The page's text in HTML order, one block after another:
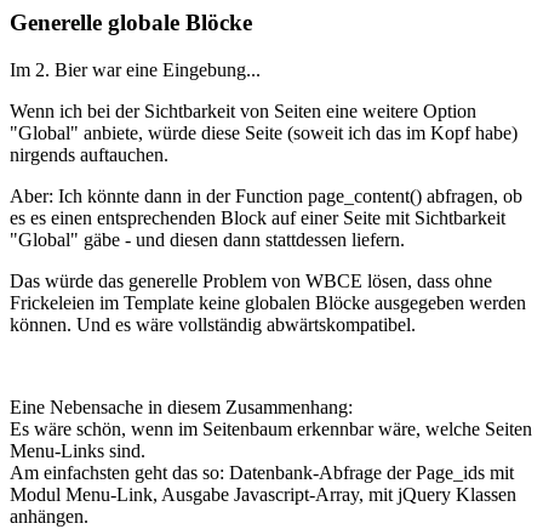
Generelle globale Blöcke
Im 2. Bier war eine Eingebung...
Wenn ich bei der Sichtbarkeit von Seiten eine weitere Option
"Global" anbiete, würde diese Seite (soweit ich das im Kopf habe)
nirgends auftauchen.
Aber: Ich könnte dann in der Function page_content() abfragen, ob
es es einen entsprechenden Block auf einer Seite mit Sichtbarkeit
"Global" gäbe - und diesen dann stattdessen liefern.
Das würde das generelle Problem von WBCE lösen, dass ohne
Frickeleien im Template keine globalen Blöcke ausgegeben werden
können. Und es wäre vollständig abwärtskompatibel.
Eine Nebensache in diesem Zusammenhang:
Es wäre schön, wenn im Seitenbaum erkennbar wäre, welche Seiten
Menu-Links sind.
Am einfachsten geht das so: Datenbank-Abfrage der Page_ids mit
Modul Menu-Link, Ausgabe Javascript-Array, mit jQuery Klassen
anhängen.